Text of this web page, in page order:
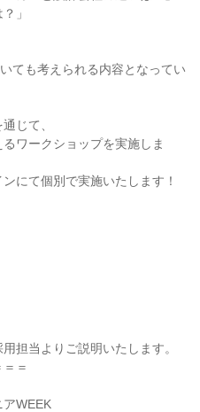
」
ても考えられる内容となってい
じて、
ワークショップを実施しま
にて個別で実施いたします！
担当よりご説明いたします。
＝
アWEEK